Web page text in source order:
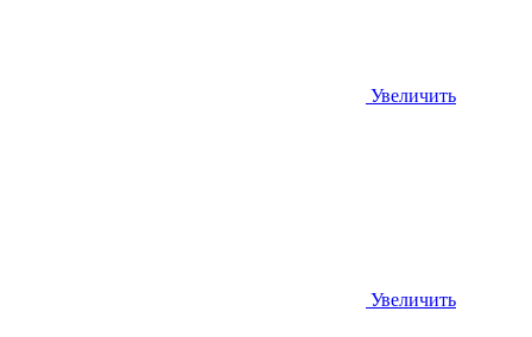
Увеличить
Увеличить